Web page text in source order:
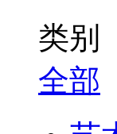
类别
全部